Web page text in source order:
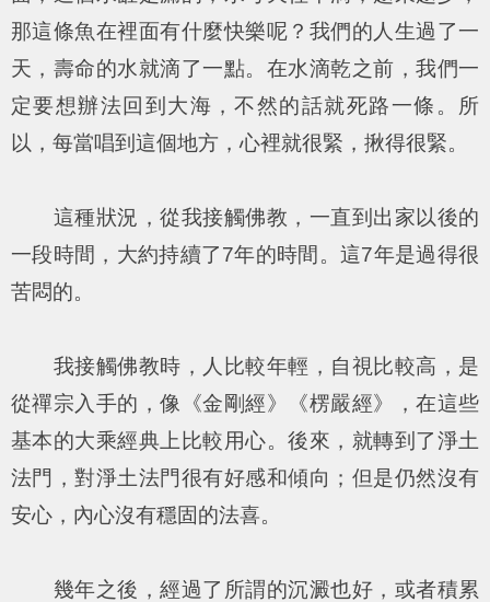
那這條魚在裡面有什麼快樂呢？我們的人生過了一
天，壽命的水就滴了一點。在水滴乾之前，我們一
定要想辦法回到大海，不然的話就死路一條。所
以，每當唱到這個地方，心裡就很緊，揪得很緊。
這種狀況，從我接觸佛教，一直到出家以後的
一段時間，大約持續了7年的時間。這7年是過得很
苦悶的。
我接觸佛教時，人比較年輕，自視比較高，是
從禪宗入手的，像《金剛經》《楞嚴經》，在這些
基本的大乘經典上比較用心。後來，就轉到了淨土
法門，對淨土法門很有好感和傾向；但是仍然沒有
安心，內心沒有穩固的法喜。
幾年之後，經過了所謂的沉澱也好，或者積累